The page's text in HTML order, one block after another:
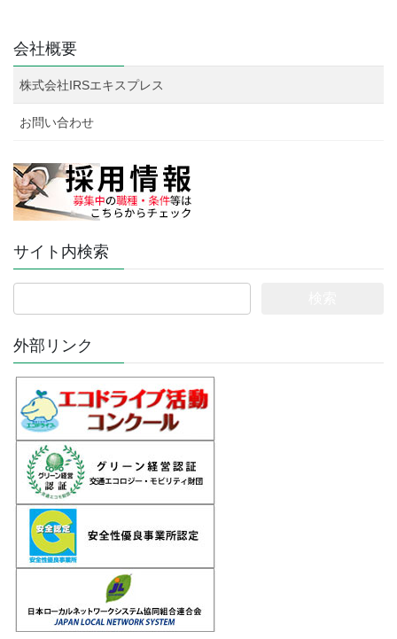
会社概要
株式会社IRSエキスプレス
お問い合わせ
サイト内検索
検
索:
外部リンク